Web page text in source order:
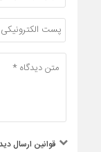
قوانین ارسال